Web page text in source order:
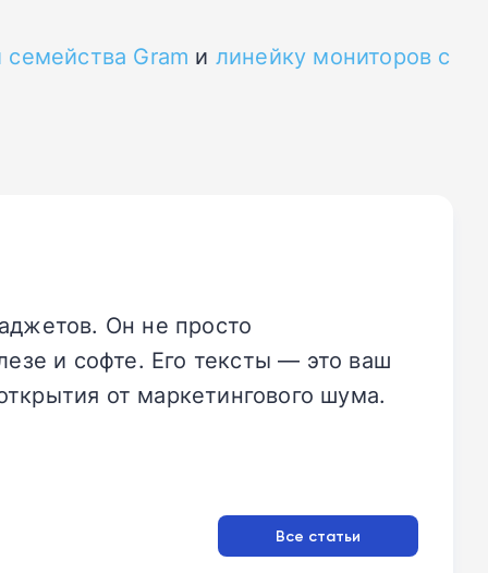
Gram и линейку мониторов с
Он не просто
и софте. Его тексты — это ваш
от маркетингового шума.
Все статьи